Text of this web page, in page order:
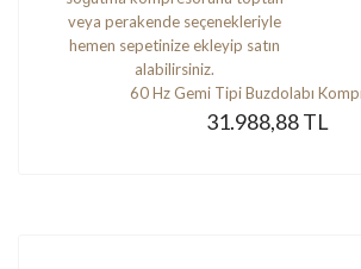
60 Hz Gemi Tipi Buzdolabı
31.988,88 TL